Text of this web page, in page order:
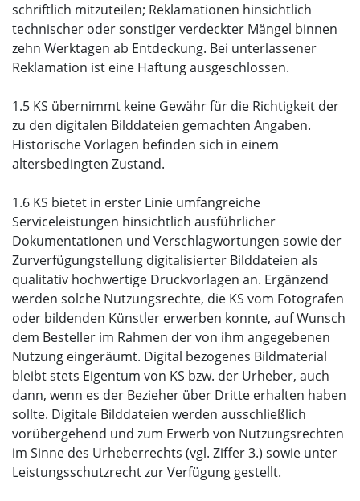
schriftlich mitzuteilen; Reklamationen hinsichtlich
technischer oder sonstiger verdeckter Mängel binnen
zehn Werktagen ab Entdeckung. Bei unterlassener
Reklamation ist eine Haftung ausgeschlossen.
1.5 KS übernimmt keine Gewähr für die Richtigkeit der
zu den digitalen Bilddateien gemachten Angaben.
Historische Vorlagen befinden sich in einem
altersbedingten Zustand.
1.6 KS bietet in erster Linie umfangreiche
Serviceleistungen hinsichtlich ausführlicher
Dokumentationen und Verschlagwortungen sowie der
Zurverfügungstellung digitalisierter Bilddateien als
qualitativ hochwertige Druckvorlagen an. Ergänzend
werden solche Nutzungsrechte, die KS vom Fotografen
oder bildenden Künstler erwerben konnte, auf Wunsch
dem Besteller im Rahmen der von ihm angegebenen
Nutzung eingeräumt. Digital bezogenes Bildmaterial
bleibt stets Eigentum von KS bzw. der Urheber, auch
dann, wenn es der Bezieher über Dritte erhalten haben
sollte. Digitale Bilddateien werden ausschließlich
vorübergehend und zum Erwerb von Nutzungsrechten
im Sinne des Urheberrechts (vgl. Ziffer 3.) sowie unter
Leistungsschutzrecht zur Verfügung gestellt.